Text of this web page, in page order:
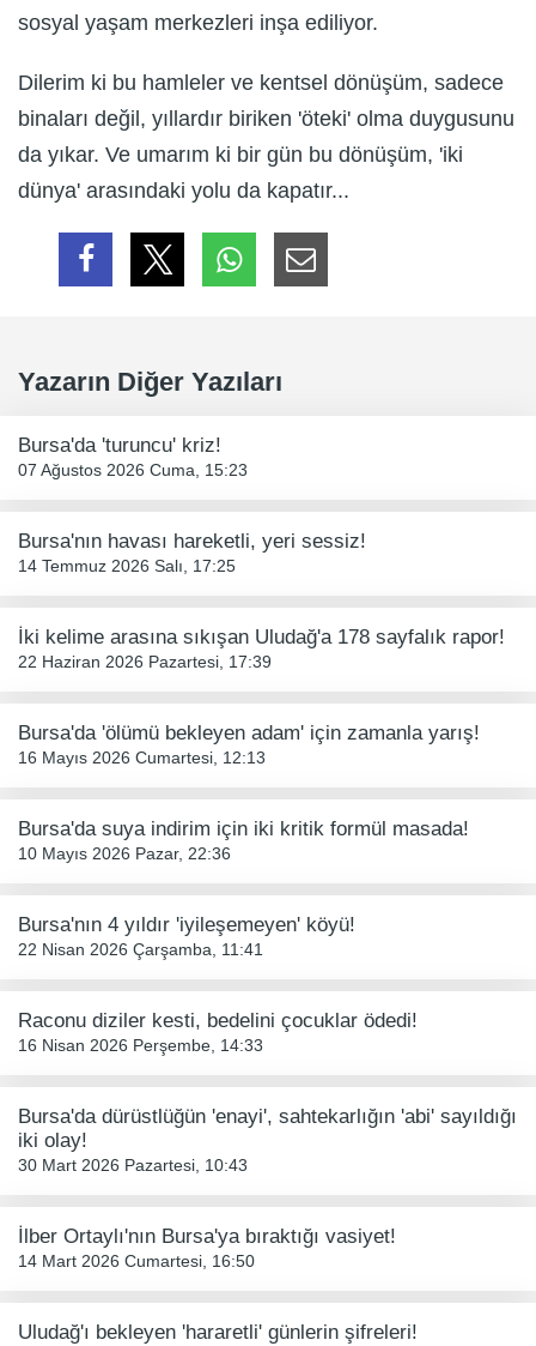
sosyal yaşam merkezleri inşa ediliyor.
Dilerim ki bu hamleler ve kentsel dönüşüm, sadece
binaları değil, yıllardır biriken 'öteki' olma duygusunu
da yıkar. Ve umarım ki bir gün bu dönüşüm, 'iki
dünya' arasındaki yolu da kapatır...
Yazarın Diğer Yazıları
Bursa'da 'turuncu' kriz!
07 Ağustos 2026 Cuma, 15:23
Bursa'nın havası hareketli, yeri sessiz!
14 Temmuz 2026 Salı, 17:25
İki kelime arasına sıkışan Uludağ'a 178 sayfalık rapor!
22 Haziran 2026 Pazartesi, 17:39
Bursa'da 'ölümü bekleyen adam' için zamanla yarış!
16 Mayıs 2026 Cumartesi, 12:13
Bursa'da suya indirim için iki kritik formül masada!
10 Mayıs 2026 Pazar, 22:36
Bursa'nın 4 yıldır 'iyileşemeyen' köyü!
22 Nisan 2026 Çarşamba, 11:41
Raconu diziler kesti, bedelini çocuklar ödedi!
16 Nisan 2026 Perşembe, 14:33
Bursa'da dürüstlüğün 'enayi', sahtekarlığın 'abi' sayıldığı
iki olay!
30 Mart 2026 Pazartesi, 10:43
İlber Ortaylı'nın Bursa'ya bıraktığı vasiyet!
14 Mart 2026 Cumartesi, 16:50
Uludağ'ı bekleyen 'hararetli' günlerin şifreleri!